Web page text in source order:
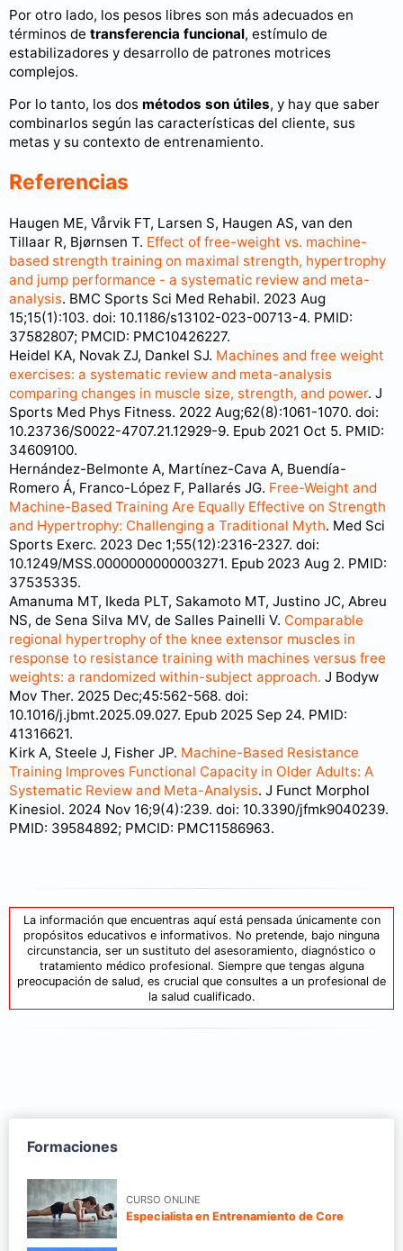
Por otro lado, los pesos libres son más adecuados en
términos de transferencia funcional, estímulo de
estabilizadores y desarrollo de patrones motrices
complejos.
Por lo tanto, los dos métodos son útiles, y hay que saber
combinarlos según las características del cliente, sus
metas y su contexto de entrenamiento.
Referencias
Haugen ME, Vårvik FT, Larsen S, Haugen AS, van den
Tillaar R, Bjørnsen T. Effect of free-weight vs. machine-
based strength training on maximal strength, hypertrophy
and jump performance - a systematic review and meta-
analysis. BMC Sports Sci Med Rehabil. 2023 Aug
15;15(1):103. doi: 10.1186/s13102-023-00713-4. PMID:
37582807; PMCID: PMC10426227.
Heidel KA, Novak ZJ, Dankel SJ. Machines and free weight
exercises: a systematic review and meta-analysis
comparing changes in muscle size, strength, and power. J
Sports Med Phys Fitness. 2022 Aug;62(8):1061-1070. doi:
10.23736/S0022-4707.21.12929-9. Epub 2021 Oct 5. PMID:
34609100.
Hernández-Belmonte A, Martínez-Cava A, Buendía-
Romero Á, Franco-López F, Pallarés JG. Free-Weight and
Machine-Based Training Are Equally Effective on Strength
and Hypertrophy: Challenging a Traditional Myth. Med Sci
Sports Exerc. 2023 Dec 1;55(12):2316-2327. doi:
10.1249/MSS.0000000000003271. Epub 2023 Aug 2. PMID:
37535335.
Amanuma MT, Ikeda PLT, Sakamoto MT, Justino JC, Abreu
NS, de Sena Silva MV, de Salles Painelli V. Comparable
regional hypertrophy of the knee extensor muscles in
response to resistance training with machines versus free
weights: a randomized within-subject approach. J Bodyw
Mov Ther. 2025 Dec;45:562-568. doi:
10.1016/j.jbmt.2025.09.027. Epub 2025 Sep 24. PMID:
41316621.
Kirk A, Steele J, Fisher JP. Machine-Based Resistance
Training Improves Functional Capacity in Older Adults: A
Systematic Review and Meta-Analysis. J Funct Morphol
Kinesiol. 2024 Nov 16;9(4):239. doi: 10.3390/jfmk9040239.
PMID: 39584892; PMCID: PMC11586963.
La información que encuentras aquí está pensada únicamente con
propósitos educativos e informativos. No pretende, bajo ninguna
circunstancia, ser un sustituto del asesoramiento, diagnóstico o
tratamiento médico profesional. Siempre que tengas alguna
preocupación de salud, es crucial que consultes a un profesional de
la salud cualificado.
Formaciones
CURSO ONLINE
Especialista en Entrenamiento de Core